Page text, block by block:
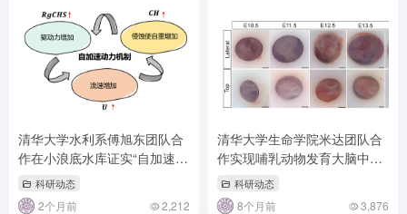
清华大学水利系傅旭东团队合
作在小浪底水库证实“自加速异
重流”理论预言
科研动态
2个月前 2,212
清华大学生命学院米达团队合
作实现哺乳动物发育大脑中神
经元与免疫细胞动态的活体观
察
科研动态
8个月前 3,876